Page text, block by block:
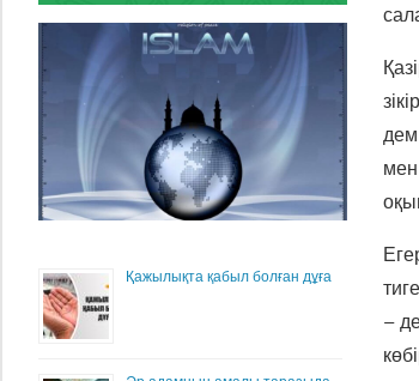
–
Қажылықта қабыл болған дұға